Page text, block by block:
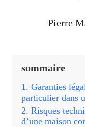
Pierre
sommaire
Garanties
particulier dans
Risques
d’une maison